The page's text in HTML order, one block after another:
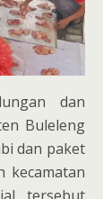
dan
Buleleng
dan paket
kecamatan